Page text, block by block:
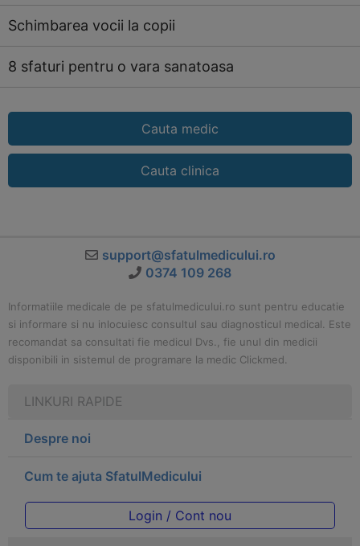
Schimbarea vocii la copii
8 sfaturi pentru o vara sanatoasa
Cauta medic
Cauta clinica
support@sfatulmedicului.ro
0374 109 268
Informatiile medicale de pe sfatulmedicului.ro sunt pentru educatie
si informare si nu inlocuiesc consultul sau diagnosticul medical. Este
recomandat sa consultati fie medicul Dvs., fie unul din medicii
disponibili in sistemul de programare la medic Clickmed.
LINKURI RAPIDE
Despre noi
Cum te ajuta SfatulMedicului
Login / Cont nou